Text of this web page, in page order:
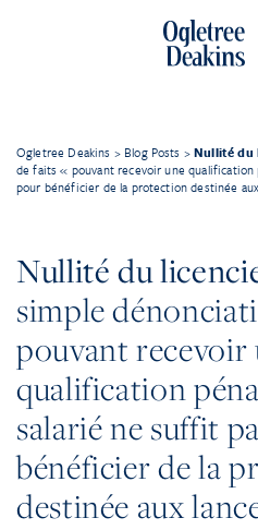
Ogletree Deakins > Blog Posts >Nullité du
de faits « pouvant recevoir une
pour bénéficier de la protection destinée aux
Nullité du
simple
pouvant recevoir
qualification
salarié ne suffit
bénéficier de la
destinée aux